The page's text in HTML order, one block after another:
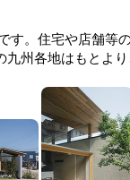
。住宅や店舗等
州各地はもとよ